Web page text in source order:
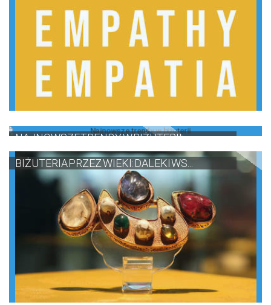
NAJNOWSZE TRENDY W BIŻUTERII
BIŻUTERIA PRZEZ WIEKI: DALEKI WS...